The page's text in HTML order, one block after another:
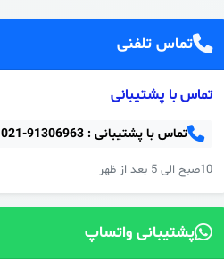
تماس تلفنی
تماس با پشتیبانی
تماس با پشتیبانی : 021-91306963
10صبح الی 5 بعد از ظهر
پشتیبانی واتساپ